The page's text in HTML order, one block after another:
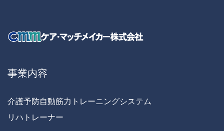
事業内容
介護予防自動筋力トレーニングシステム
リハトレーナー